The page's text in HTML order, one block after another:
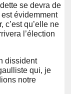
se devra de
évidemment
c’est qu’elle ne
l’élection
dissident
qui, je
notre